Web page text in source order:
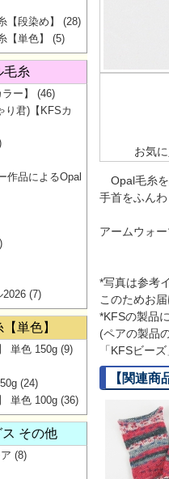
お気
Opal毛糸
手首をふん
アームウォ
*写真は参考
このためお
*KFSの製品
(ペアの製品
「KFSビー
【関連商
【段染め】
(28)
【単色】
(5)
毛糸
ー】
(46)
り君)【KFSカ
作品によるOpal
2026 (7)
単色】
単色 150g (9)
(24)
単色 100g (36)
その他
(8)